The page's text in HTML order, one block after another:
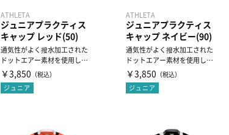
ATHLETA
ジュニアプラクティス
キャップ レッド(50)
通気性がよく撥水加工された
ドットエアー素材を使用し
た、ジュニアプラクティスキ
ャッ...
￥3,850 （税込）
ジュニア
ATHLETA
ジュニアプラクティス
キャップ ネイビー(90)
通気性がよく撥水加工された
ドットエアー素材を使用し
た、ジュニアプラクティスキ
ャッ...
￥3,850 （税込）
ジュニア